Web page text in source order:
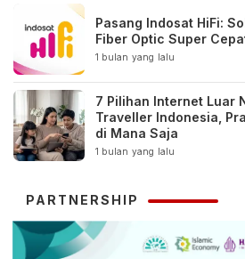
Pasang Indosat HiFi:
Fiber Optic Super
1 bulan yang lalu
7 Pilihan Internet Luar
Traveller Indonesia,
di Mana Saja
1 bulan yang lalu
PARTNERSHIP